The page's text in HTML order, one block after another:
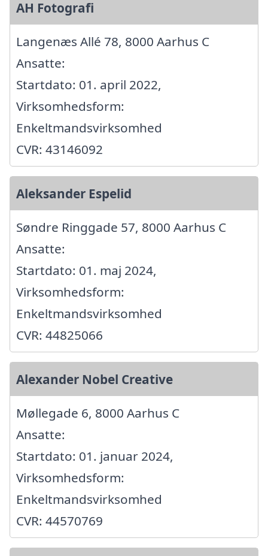
AH Fotografi
Langenæs Allé 78, 8000 Aarhus C
Ansatte:
Startdato: 01. april 2022,
Virksomhedsform:
Enkeltmandsvirksomhed
CVR: 43146092
Aleksander Espelid
Søndre Ringgade 57, 8000 Aarhus C
Ansatte:
Startdato: 01. maj 2024,
Virksomhedsform:
Enkeltmandsvirksomhed
CVR: 44825066
Alexander Nobel Creative
Møllegade 6, 8000 Aarhus C
Ansatte:
Startdato: 01. januar 2024,
Virksomhedsform:
Enkeltmandsvirksomhed
CVR: 44570769